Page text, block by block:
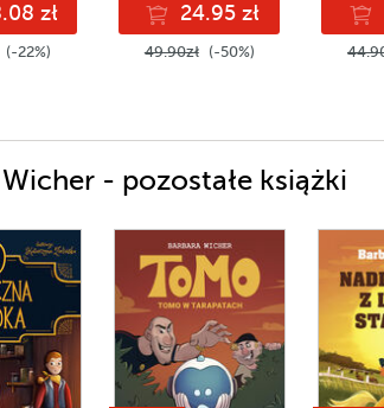
zł
(-22%)
24.95 zł
49.90zł (-50%)
- pozostałe książki